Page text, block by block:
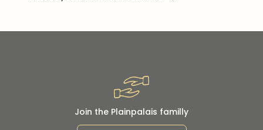
Join the Plainpalais familly